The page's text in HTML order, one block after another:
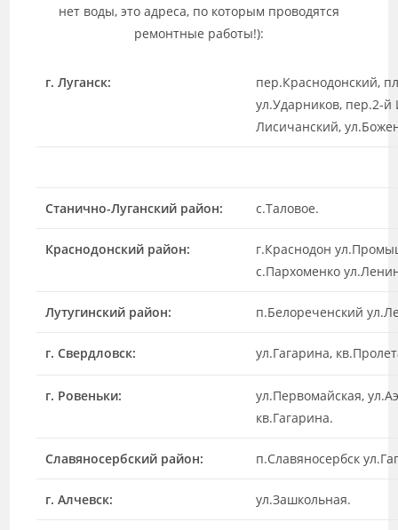
нет воды, это адреса, по которым проводятся
ремонтные работы!):
г. Луганск:
пер.Краснодонский,
ул.Ударников, пер.2-
Лисичанский,
Станично-Луганский район: с.Таловое.
Краснодонский район:
г.Краснодон
с.Пархоменко
Лутугинский район: п.Белореченский
г. Свердловск: ул.Гагарина,
г. Ровеньки:
ул.Первомайская,
кв.Гагарина.
Славяносербский район: п.Славяносербск
г. Алчевск: ул.Зашкольная.